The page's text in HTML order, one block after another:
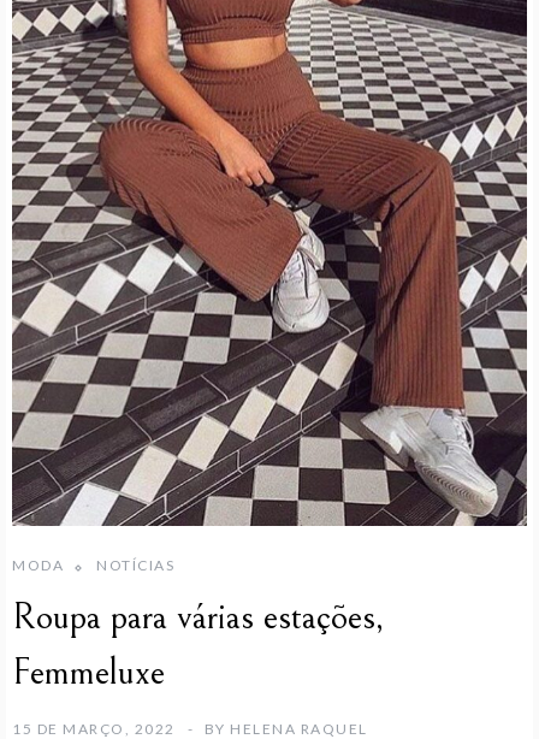
MODA NOTÍCIAS
Roupa para várias estações,
Femmeluxe
15 DE MARÇO, 2022 BY HELENA RAQUEL